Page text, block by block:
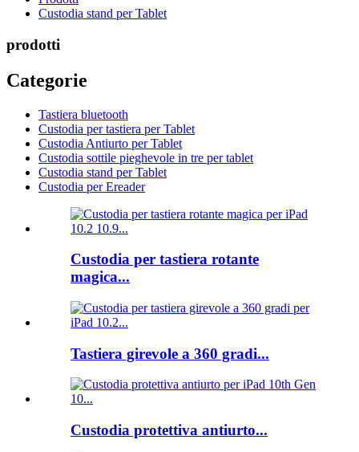
Custodia stand per Tablet
prodotti
Categorie
Tastiera bluetooth
Custodia per tastiera per Tablet
Custodia Antiurto per Tablet
Custodia sottile pieghevole in tre per tablet
Custodia stand per Tablet
Custodia per Ereader
Custodia per tastiera rotante
magica...
Tastiera girevole a 360 gradi...
Custodia protettiva antiurto...